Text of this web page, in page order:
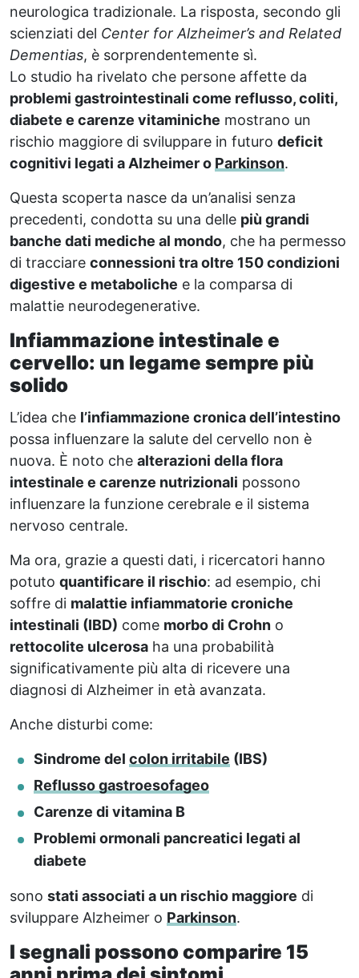
neurologica tradizionale. La risposta, secondo gli
scienziati del Center for Alzheimer’s and Related
Dementias, è sorprendentemente sì.
Lo studio ha rivelato che persone affette da
problemi gastrointestinali come reflusso, coliti,
diabete e carenze vitaminiche mostrano un
rischio maggiore di sviluppare in futuro deficit
cognitivi legati a Alzheimer o Parkinson.
Questa scoperta nasce da un’analisi senza
precedenti, condotta su una delle più grandi
banche dati mediche al mondo, che ha permesso
di tracciare connessioni tra oltre 150 condizioni
digestive e metaboliche e la comparsa di
malattie neurodegenerative.
Infiammazione intestinale e
cervello: un legame sempre più
solido
L’idea che l’infiammazione cronica dell’intestino
possa influenzare la salute del cervello non è
nuova. È noto che alterazioni della flora
intestinale e carenze nutrizionali possono
influenzare la funzione cerebrale e il sistema
nervoso centrale.
Ma ora, grazie a questi dati, i ricercatori hanno
potuto quantificare il rischio: ad esempio, chi
soffre di malattie infiammatorie croniche
intestinali (IBD) come morbo di Crohn o
rettocolite ulcerosa ha una probabilità
significativamente più alta di ricevere una
diagnosi di Alzheimer in età avanzata.
Anche disturbi come:
Sindrome del colon irritabile (IBS)
Reflusso gastroesofageo
Carenze di vitamina B
Problemi ormonali pancreatici legati al
diabete
sono stati associati a un rischio maggiore di
sviluppare Alzheimer o Parkinson.
I segnali possono comparire 15